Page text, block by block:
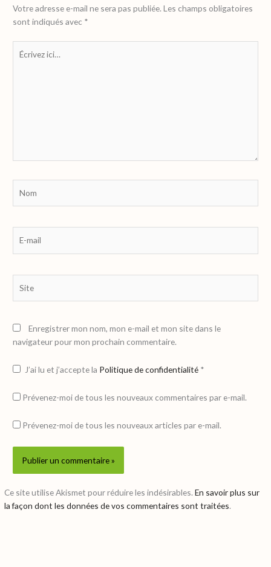
Votre adresse e-mail ne sera pas publiée. Les champs obligatoires
sont indiqués avec *
ici…
mail
Enregistrer mon nom, mon e-mail et mon site dans le
navigateur pour mon prochain commentaire.
J’ai lu et j’accepte la Politique de confidentialité *
Prévenez-moi de tous les nouveaux commentaires par e-mail.
Prévenez-moi de tous les nouveaux articles par e-mail.
Ce site utilise Akismet pour réduire les indésirables.En savoir plus sur
la façon dont les données de vos commentaires sont traitées.